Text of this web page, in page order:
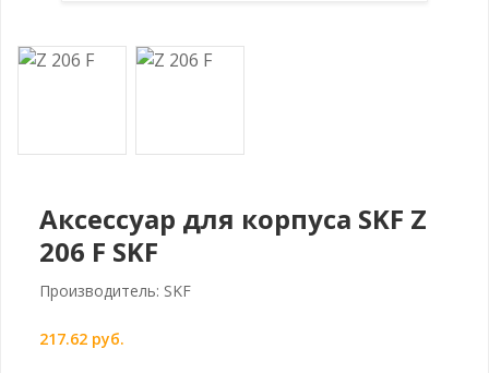
Аксессуар для корпуса SKF Z
206 F SKF
Производитель: SKF
217.62 руб.